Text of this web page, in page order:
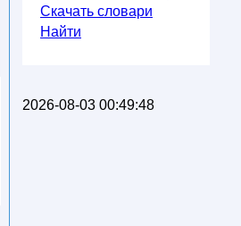
Скачать словари
Найти
2026-08-03 00:49:48